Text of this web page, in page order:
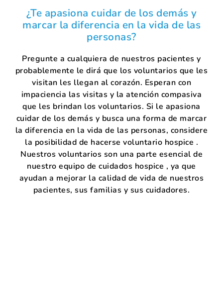
¿Te apasiona cuidar de los demás y
marcar la diferencia en la vida de las
personas?
Pregunte a cualquiera de nuestros pacientes y
probablemente le dirá que los voluntarios que les
visitan les llegan al corazón. Esperan con
impaciencia las visitas y la atención compasiva
que les brindan los voluntarios. Si le apasiona
cuidar de los demás y busca una forma de marcar
la diferencia en la vida de las personas, considere
la posibilidad de hacerse voluntario hospice .
Nuestros voluntarios son una parte esencial de
nuestro equipo de cuidados hospice , ya que
ayudan a mejorar la calidad de vida de nuestros
pacientes, sus familias y sus cuidadores.